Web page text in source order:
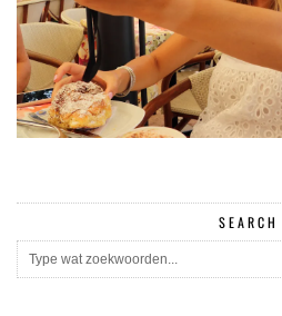
SEARCH